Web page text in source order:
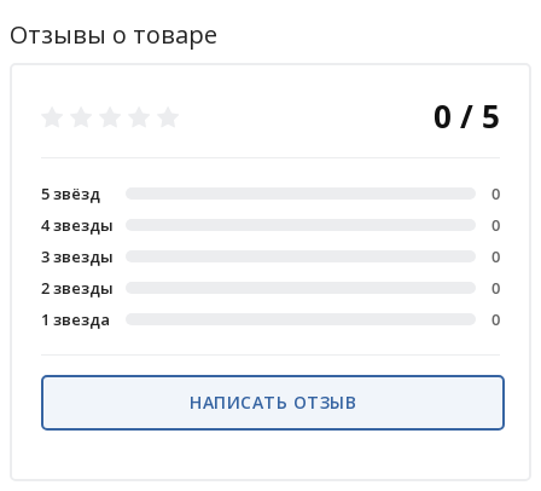
Отзывы о товаре
0 / 5
5 звёзд
0
4 звезды
0
3 звезды
0
2 звезды
0
1 звезда
0
НАПИСАТЬ ОТЗЫВ